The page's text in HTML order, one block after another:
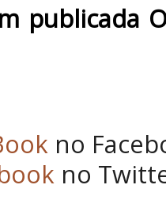
publicada
no
no